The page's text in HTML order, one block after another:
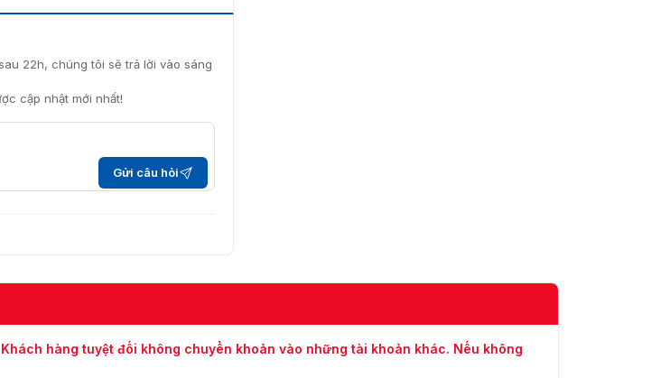
22h, chúng tôi sẽ trả lời vào sáng
cập nhật mới nhất!
Gửi câu hỏi
hàng tuyệt đối không chuyển khoản vào những tài khoản khác. Nếu không